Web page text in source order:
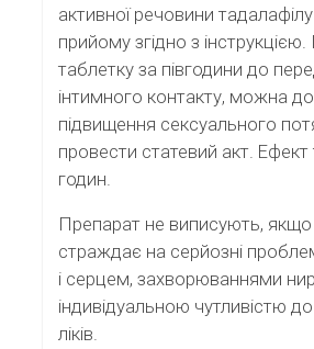
активної речовини
прийому згідно з
таблетку за півгодини до
інтимного контакту, можна
підвищення сексуального
провести статевий акт.
годин.
Препарат не виписують, якщо
страждає на серйозні
і серцем, захворюваннями
індивідуальною чутливістю
ліків.